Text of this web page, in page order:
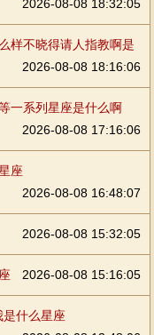
2026-08-08 18:32:05
样不晓得请人指教啊是
2026-08-08 18:16:06
一系列星座是什么啊
2026-08-08 17:16:06
座
2026-08-08 16:48:07
2026-08-08 15:32:05
2026-08-08 15:16:05
什么星座